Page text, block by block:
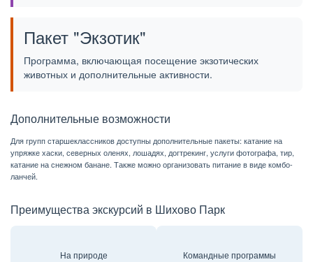
Пакет "Экзотик"
Программа, включающая посещение экзотических
животных и дополнительные активности.
Дополнительные возможности
Для групп старшеклассников доступны дополнительные пакеты: катание на
упряжке хаски, северных оленях, лошадях, догтрекинг, услуги фотографа, тир,
катание на снежном банане. Также можно организовать питание в виде комбо-
ланчей.
Преимущества экскурсий в Шихово Парк
На природе Командные программы